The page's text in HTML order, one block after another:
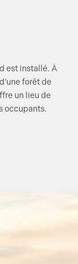
est installé. À
forêt de
un lieu de
occupants.